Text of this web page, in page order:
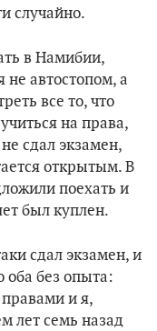
случайно.
в Намибии,
не автостопом, а
все то, что
на права,
сдал экзамен,
открытым. В
поехать и
был куплен.
сдал экзамен, и
оба без опыта:
и я,
лет семь назад